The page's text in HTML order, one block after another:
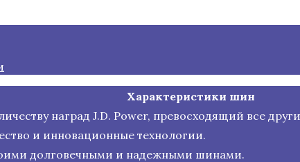
Характеристики шин
наград J.D. Power, превосходящий все
и инновационные технологии.
долговечными и надежными шинами.